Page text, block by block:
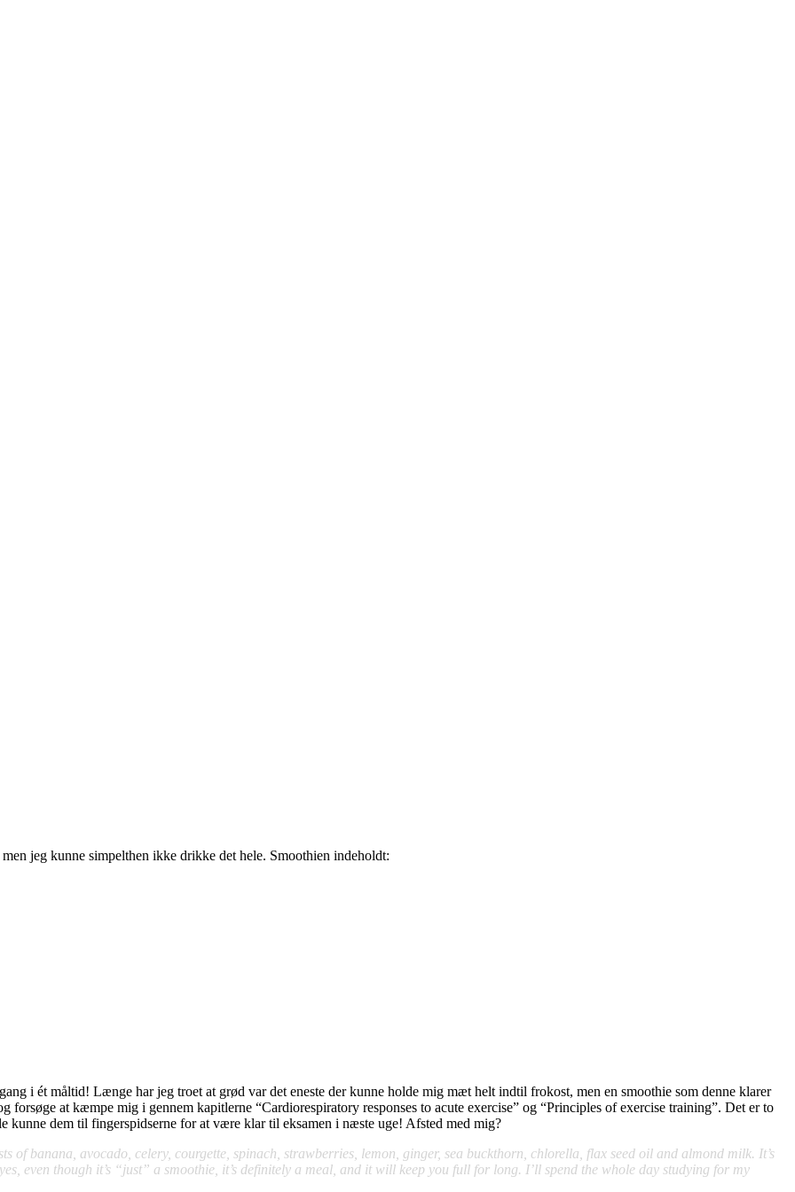
jeg kunne simpelthen ikke drikke det hele. Smoothien indeholdt:
i ét måltid! Længe har jeg troet at grød var det eneste der kunne holde mig mæt helt indtil frokost, men en smoothie som denne klarer
at kæmpe mig i gennem kapitlerne “Cardiorespiratory responses to acute exercise” og “Principles of exercise training”. Det er to
kunne dem til fingerspidserne for at være klar til eksamen i næste uge! Afsted med mig?
of banana, avocado, celery, courgette, spinach, strawberries, lemon, ginger, sea buckthorn, chlorella, flax seed oil and almond milk. It’s
even though it’s “just” a smoothie, it’s definitely a meal, and it will keep you full for long. I’ll spend the whole day studying for my